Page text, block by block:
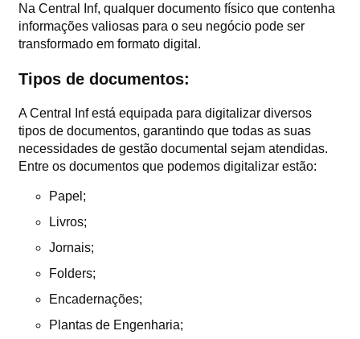
Na Central Inf, qualquer documento físico que contenha
informações valiosas para o seu negócio pode ser
transformado em formato digital.
Tipos de documentos:
A Central Inf está equipada para digitalizar diversos
tipos de documentos, garantindo que todas as suas
necessidades de gestão documental sejam atendidas.
Entre os documentos que podemos digitalizar estão:
Papel;
Livros;
Jornais;
Folders;
Encadernações;
Plantas de Engenharia;